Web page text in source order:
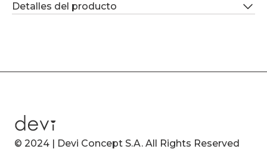
Detalles del producto
© 2024 | Devi Concept S.A. All Rights Reserved